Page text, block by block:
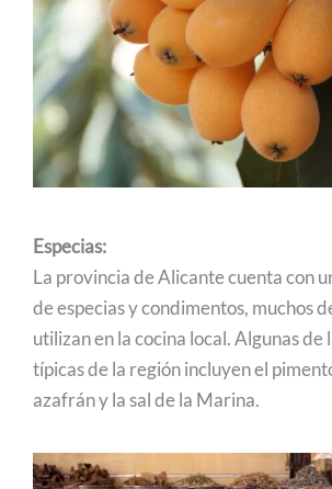
Especias:
La provincia de Alicante cuenta con
de especias y condimentos, muchos
utilizan en la cocina local. Algunas de
típicas de la región incluyen el
azafrán y la sal de la Marina.